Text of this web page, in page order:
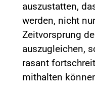
auszustatten,
werden, nicht
Zeitvorsprung
auszugleichen,
rasant
mithalten